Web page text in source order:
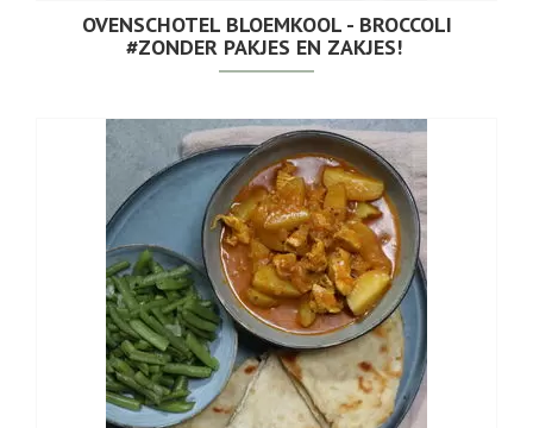
OVENSCHOTEL BLOEMKOOL - BROCCOLI
#ZONDER PAKJES EN ZAKJES!